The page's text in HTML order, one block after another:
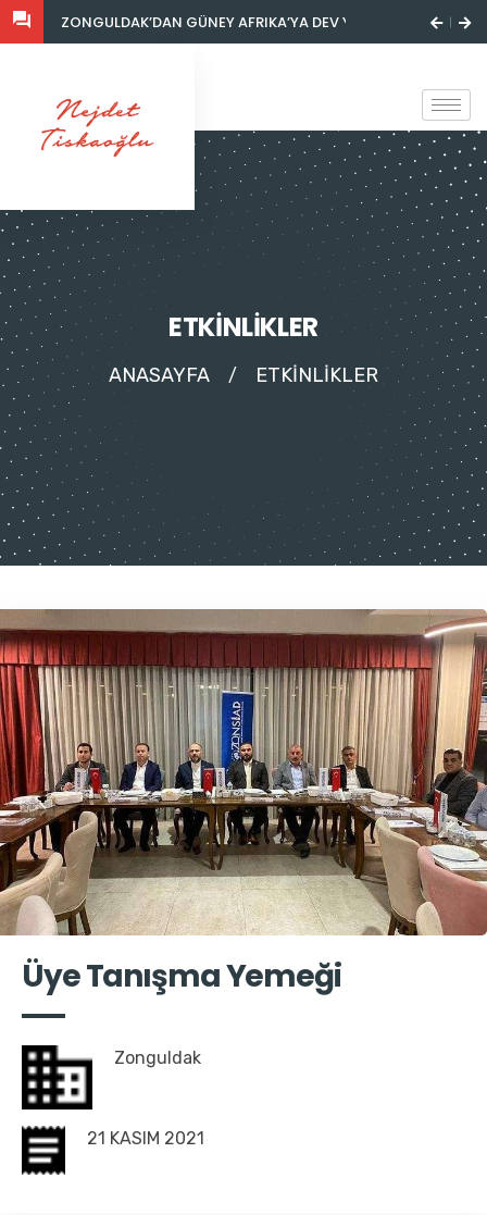
YATIRIMGÜNEY AFRIKA, DURBAN'DA BULUNAN PHOENIX TECHNICAL
PHOENIX
ETKİNLİKLER
ANASAYFA / ETKİNLİKLER
Üye Tanışma Yemeği
Zonguldak
21 KASIM 2021